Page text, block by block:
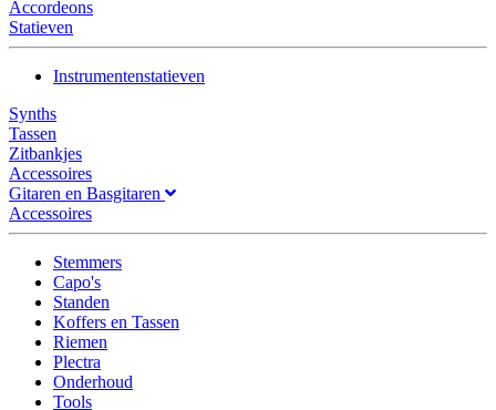
Accordeons
Statieven
Instrumentenstatieven
Synths
Tassen
Zitbankjes
Accessoires
Gitaren en Basgitaren
Accessoires
Stemmers
Capo's
Standen
Koffers en Tassen
Riemen
Plectra
Onderhoud
Tools